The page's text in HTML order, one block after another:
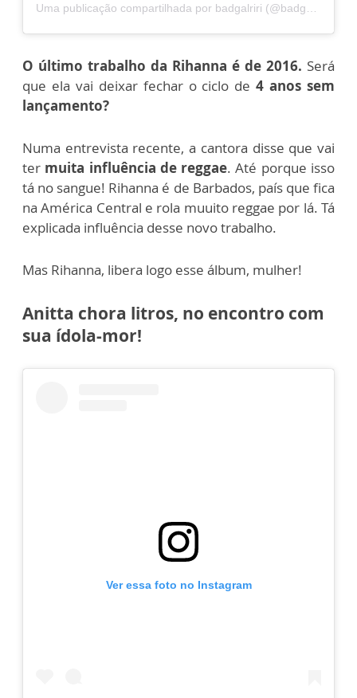
Uma publicação compartilhada por badgalriri (@badgalriri) em
O último trabalho da Rihanna é de 2016. Será
que ela vai deixar fechar o ciclo de 4 anos sem
lançamento?
Numa entrevista recente, a cantora disse que vai
ter muita influência de reggae. Até porque isso
tá no sangue! Rihanna é de Barbados, país que fica
na América Central e rola muuito reggae por lá. Tá
explicada influência desse novo trabalho.
Mas Rihanna, libera logo esse álbum, mulher!
Anitta chora litros, no encontro com
sua ídola-mor!
Ver essa foto no Instagram